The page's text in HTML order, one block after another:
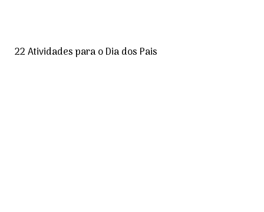
22 Atividades para o Dia dos Pais